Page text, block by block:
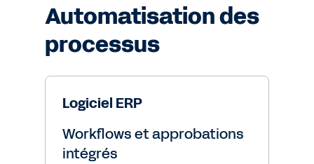
Automatisation des
processus
Logiciel ERP
Workflows et approbations
intégrés